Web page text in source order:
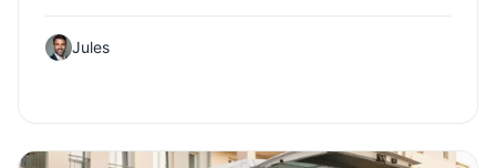
Jules